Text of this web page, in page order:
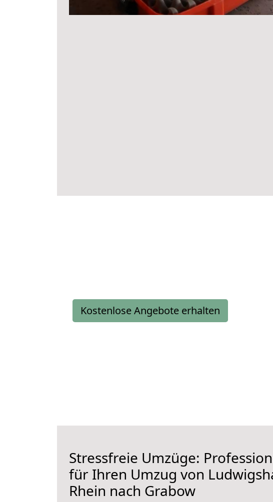
Kostenlose Angebote erhalten
Stressfreie Umzüge:
für Ihren Umzug von
Rhein nach Grabow